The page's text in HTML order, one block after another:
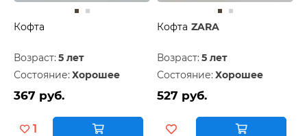
Кофта
Возраст: 5 лет
Состояние: Хорошее
367 руб.
1
Кофта ZARA
Возраст: 5 лет
Состояние: Хорошее
527 руб.